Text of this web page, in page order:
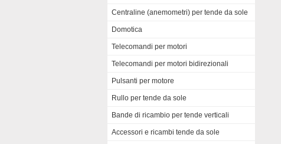
Centraline (anemometri) per tende da sole
Domotica
Telecomandi per motori
Telecomandi per motori bidirezionali
Pulsanti per motore
Rullo per tende da sole
Bande di ricambio per tende verticali
Accessori e ricambi tende da sole